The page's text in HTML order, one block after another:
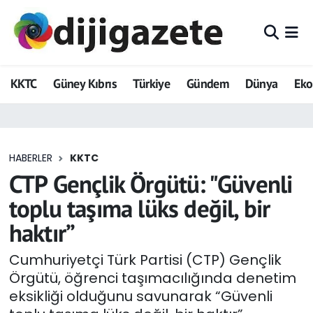
KKTC Güney Kıbrıs Türkiye Gündem Dünya
HABERLER KKTC
CTP Gençlik Örgütü: "Güvenli
toplu taşıma lüks değil, bir
haktır”
Cumhuriyetçi Türk Partisi (CTP) Gençlik
Örgütü, öğrenci taşımacılığında denetim
eksikliği olduğunu savunarak “Güvenli
ADVERTORIAL
Dijigazete
Eğitim
Ekonomi
Foto Galeri
GEZİ
Güncel
Hava Durumu
Trafik Durumu
Tüm Manşetler
Son Dakika Haberleri
Haber Arşivi